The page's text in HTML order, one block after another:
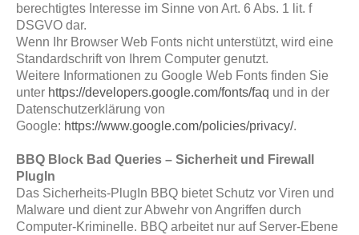
berechtigtes Interesse im Sinne von Art. 6 Abs. 1 lit. f
DSGVO dar.
Wenn Ihr Browser Web Fonts nicht unterstützt, wird eine
Standardschrift von Ihrem Computer genutzt.
Weitere Informationen zu Google Web Fonts finden Sie
unter https://developers.google.com/fonts/faq und in der
Datenschutzerklärung von
Google: https://www.google.com/policies/privacy/.
BBQ Block Bad Queries – Sicherheit und Firewall
PlugIn
Das Sicherheits-PlugIn BBQ bietet Schutz vor Viren und
Malware und dient zur Abwehr von Angriffen durch
Computer-Kriminelle. BBQ arbeitet nur auf Server-Ebene